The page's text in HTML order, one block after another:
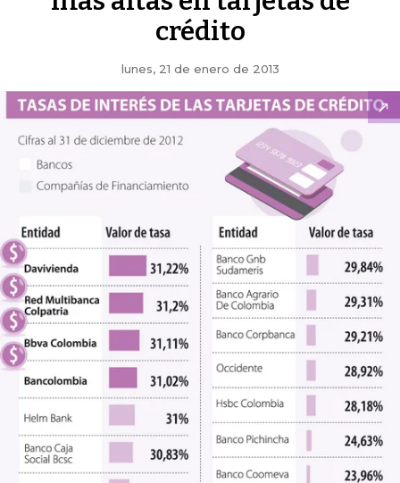
crédito
lunes, 21 de enero de 2013